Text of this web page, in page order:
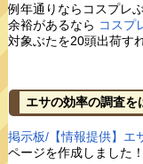
例年通りならコスプレ
余裕があるなら コスプ
対象ぶたを20頭出荷す
エサの効率の調査を
掲示板/【情報提供】エ
ページを作成しました！